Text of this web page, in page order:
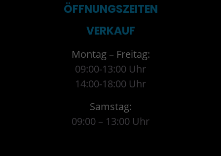
ÖFFNUNGSZEITEN
VERKAUF
Montag – Freitag:
09:00-13:00 Uhr
14:00-18:00 Uhr
Samstag:
09:00 – 13:00 Uhr